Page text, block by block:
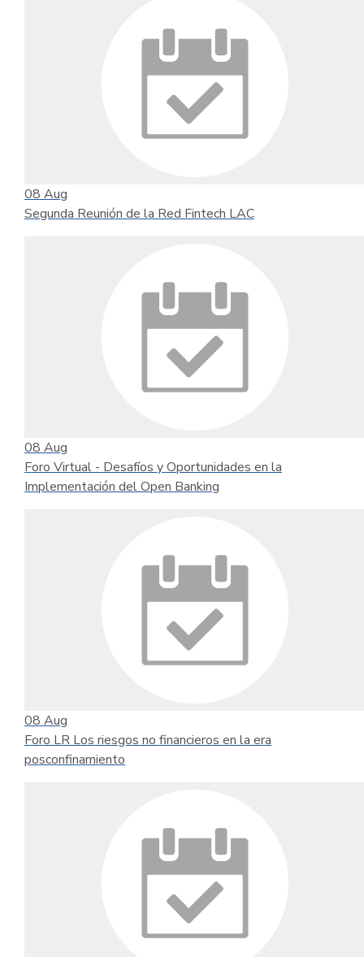
08 Aug
Segunda Reunión de la Red Fintech LAC
08 Aug
Foro Virtual - Desafíos y Oportunidades en la
Implementación del Open Banking
08 Aug
Foro LR Los riesgos no financieros en la era
posconfinamiento